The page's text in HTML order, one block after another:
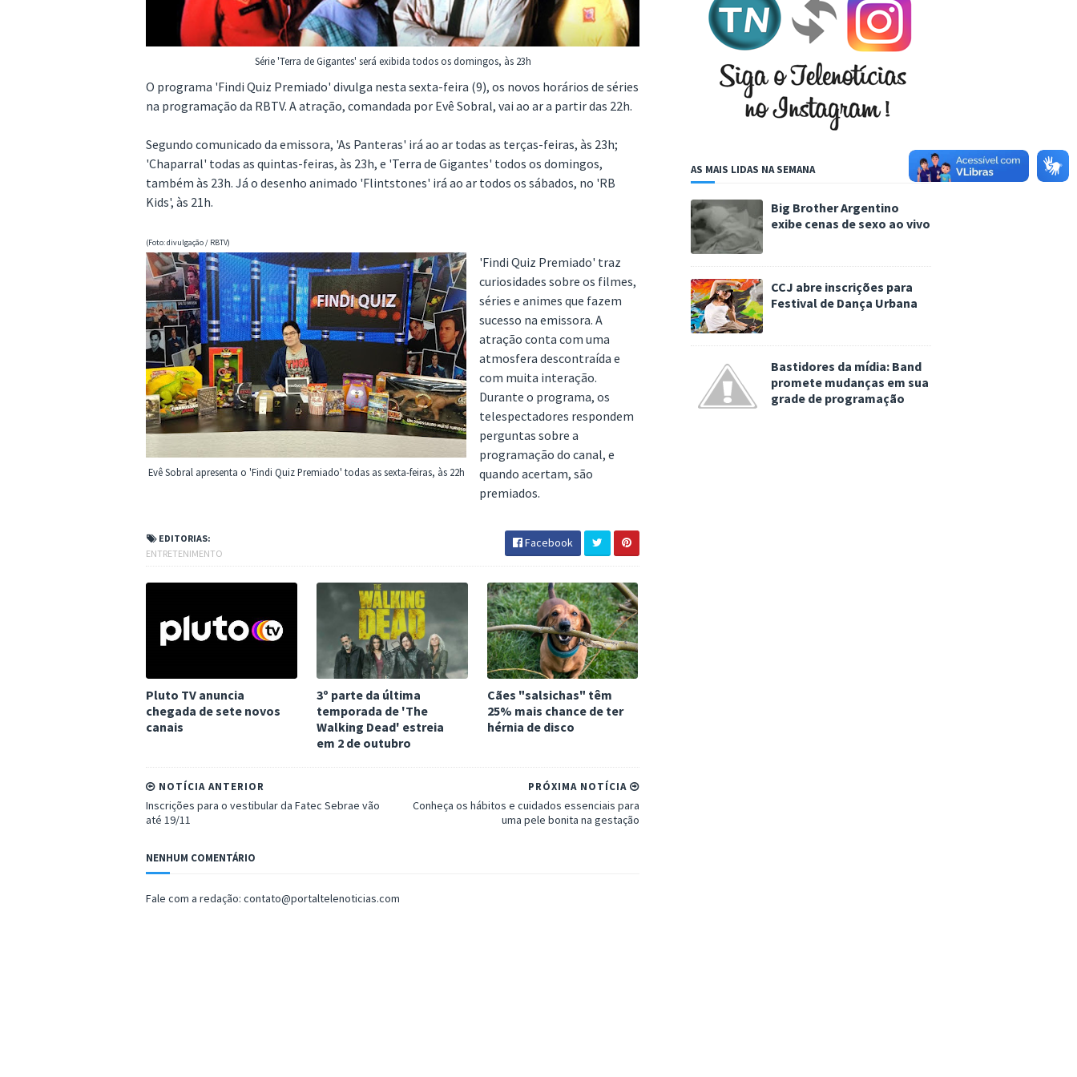
Série 'Terra de Gigantes' será exibida todos os domingos, às 23h
O programa 'Findi Quiz Premiado' divulga nesta sexta-feira (9), os novos horários de séries
na programação da RBTV. A atração, comandada por Evê Sobral, vai ao ar a partir das 22h.
Segundo comunicado da emissora, 'As Panteras' irá ao ar todas as terças-feiras, às 23h;
'Chaparral' todas as quintas-feiras, às 23h, e 'Terra de Gigantes' todos os domingos,
também às 23h. Já o desenho animado 'Flintstones' irá ao ar todos os sábados, no 'RB
Kids', às 21h.
(Foto: divulgação / RBTV)
Evê Sobral apresenta o 'Findi Quiz Premiado' todas as sexta-feiras, às 22h
'Findi Quiz Premiado' traz
curiosidades sobre os filmes,
séries e animes que fazem
sucesso na emissora. A
atração conta com uma
atmosfera descontraída e
com muita interação.
Durante o programa, os
telespectadores respondem
perguntas sobre a
programação do canal, e
quando acertam, são
premiados.
EDITORIAS:
ENTRETENIMENTO
Facebook
Pluto TV anuncia
chegada de sete novos
canais
3º parte da última
temporada de 'The
Walking Dead' estreia
em 2 de outubro
Cães "salsichas" têm
25% mais chance de ter
hérnia de disco
PRÓXIMA NOTÍCIA
Conheça os hábitos e cuidados essenciais para
uma pele bonita na gestação
NOTÍCIA ANTERIOR
Inscrições para o vestibular da Fatec Sebrae vão
até 19/11
NENHUM COMENTÁRIO
Fale com a redação: contato@portaltelenoticias.com
AS MAIS LIDAS NA SEMANA
Big Brother Argentino
exibe cenas de sexo ao vivo
CCJ abre inscrições para
Festival de Dança Urbana
Bastidores da mídia: Band
promete mudanças em sua
grade de programação